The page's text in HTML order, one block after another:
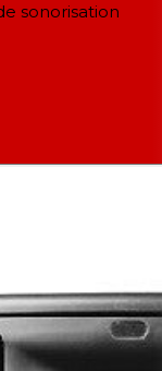
sonorisation